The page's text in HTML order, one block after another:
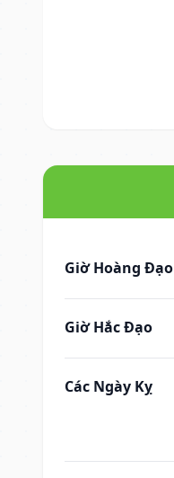
Giờ Hoàng Đạo
Giờ Hắc Đạo
Các Ngày Kỵ